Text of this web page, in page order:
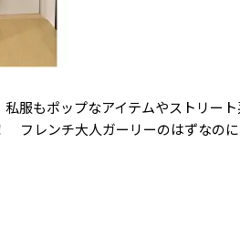
服もポップなアイテムやストリー
フレンチ大人ガーリーのはずなの